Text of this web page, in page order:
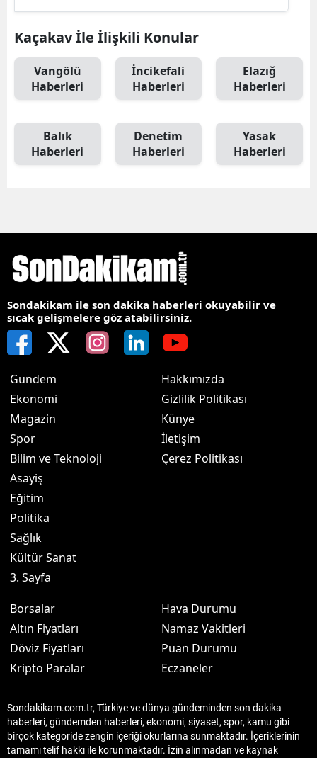
Kaçakav İle İlişkili Konular
Vangölü
Haberleri
İncikefali
Haberleri
Elazığ
Haberleri
Balık
Haberleri
Denetim
Haberleri
Yasak
Haberleri
Sondakikam ile son dakika haberleri okuyabilir ve
sıcak gelişmelere göz atabilirsiniz.
Gündem
Ekonomi
Magazin
Spor
Bilim ve Teknoloji
Asayiş
Eğitim
Politika
Sağlık
Kültür Sanat
3. Sayfa
Hakkımızda
Gizlilik Politikası
Künye
İletişim
Çerez Politikası
Borsalar
Altın Fiyatları
Döviz Fiyatları
Kripto Paralar
Hava Durumu
Namaz Vakitleri
Puan Durumu
Eczaneler
Sondakikam.com.tr, Türkiye ve dünya gündeminden son dakika
haberleri, gündemden haberleri, ekonomi, siyaset, spor, kamu gibi
birçok kategoride zengin içeriği okurlarına sunmaktadır. İçeriklerinin
tamamı telif hakkı ile korunmaktadır. İzin alınmadan ve kaynak